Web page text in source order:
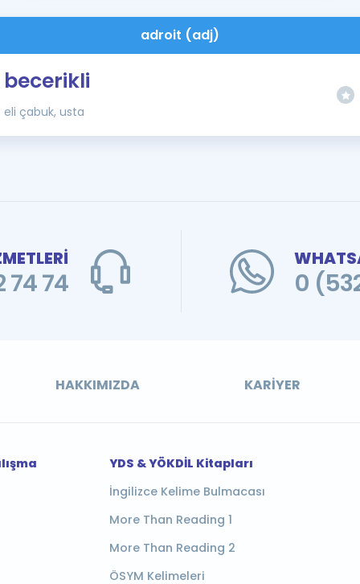
adroit (adj)
becerikli
eli çabuk, usta
74 0
HAKKIMIZDA KARIYER
YDS & YÖKDİL Kitapları
İngilizce Kelime Bulmacası
More Than Reading 1
More Than Reading 2
ÖSYM Kelimeleri